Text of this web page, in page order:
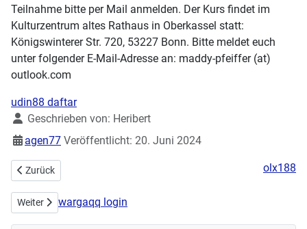
Teilnahme bitte per Mail anmelden. Der Kurs findet im
Kulturzentrum altes Rathaus in Oberkassel statt:
Königswinterer Str. 720, 53227 Bonn. Bitte meldet euch
unter folgender E-Mail-Adresse an: maddy-pfeiffer (at)
outlook.com
udin88 daftar
DetailsGeschrieben von: Heribert
agen77 Veröffentlicht: 20. Juni 2024
Vorheriger Beitrag: Workshops zur Demystifizierung IT
Zurück olx188
Nächster Beitrag: Workshop Tassen designen am 23.06.2024
Weiter wargaqq login